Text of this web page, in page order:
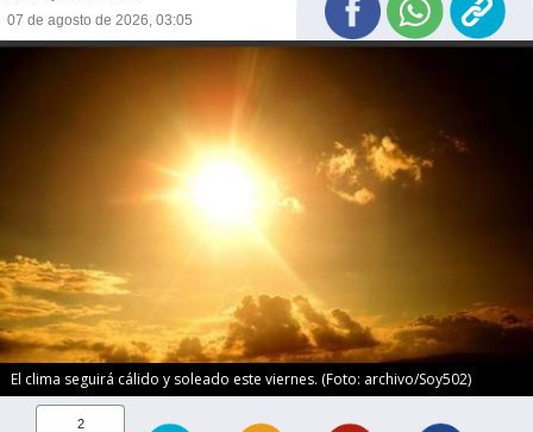
07 de agosto de 2026, 03:05
El clima seguirá cálido y soleado este viernes. (Foto: archivo/Soy502)
2